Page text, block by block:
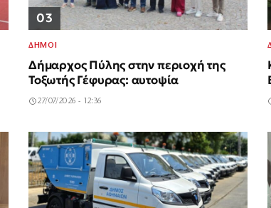
03
ΔΗΜΟΙ
Δήμαρχος Πύλης στην περιοχή της
Τοξωτής Γέφυρας: αυτοψία
27/07/2026 - 12:36